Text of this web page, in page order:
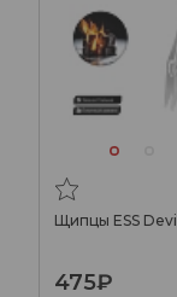
Щипцы ESS Devil
475₽